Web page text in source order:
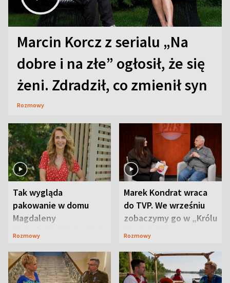
Marcin Korcz z serialu „Na
dobre i na złe” ogłosił, że się
żeni. Zdradził, co zmienił syn
Rozmowy
Tak wygląda
pakowanie w domu
Magdaleny
Waligórskiej-Lisieckiej.
Rozmowy
Marek Kondrat wraca
do TVP. We wrześniu
zobaczymy go w „Królu
Maciusiu I”
Rozmowy